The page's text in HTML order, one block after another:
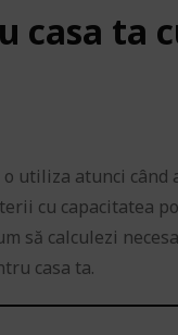
casa ta
utiliza atunci când
cu capacitatea
să calculezi
casa ta.